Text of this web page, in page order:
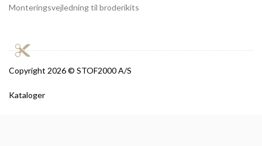
Monteringsvejledning til broderikits
Copyright 2026 © STOF2000 A/S
Kataloger